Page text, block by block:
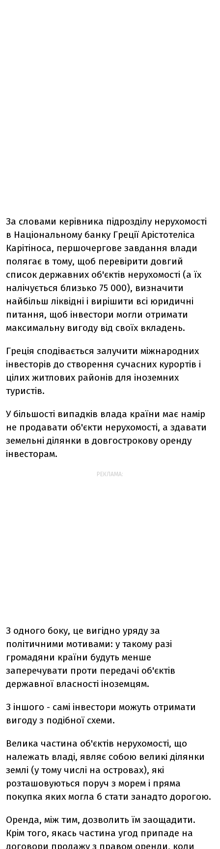
За словами керівника підрозділу нерухомості
в Національному банку Греції Арістотеліса
Карітіноса, першочергове завдання влади
полягає в тому, щоб перевірити довгий
список державних об'єктів нерухомості (а їх
налічується близько 75 000), визначити
найбільш ліквідні і вирішити всі юридичні
питання, щоб інвестори могли отримати
максимальну вигоду від своїх вкладень.
Греція сподівається залучити міжнародних
інвесторів до створення сучасних курортів і
цілих житлових районів для іноземних
туристів.
У більшості випадків влада країни має намір
не продавати об'єкти нерухомості, а здавати
земельні ділянки в довгострокову оренду
інвесторам.
РЕКЛАМА:
З одного боку, це вигідно уряду за
політичними мотивами: у такому разі
громадяни країни будуть менше
заперечувати проти передачі об'єктів
державної власності іноземцям.
З іншого - самі інвестори можуть отримати
вигоду з подібної схеми.
Велика частина об'єктів нерухомості, що
належать владі, являє собою великі ділянки
землі (у тому числі на островах), які
розташовуються поруч з морем і пряма
покупка яких могла б стати занадто дорогою.
Оренда, між тим, дозволить їм заощадити.
Крім того, якась частина угод припаде на
договори продажу з правом оренди, коли